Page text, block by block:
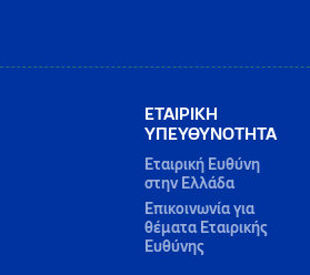
ΕΤΑΙΡΙΚΗ
ΥΠΕΥΘΥΝΟΤΗΤΑ
Εταιρική Ευθύνη
στην Ελλάδα
Επικοινωνία για
θέματα Εταιρικής
Ευθύνης